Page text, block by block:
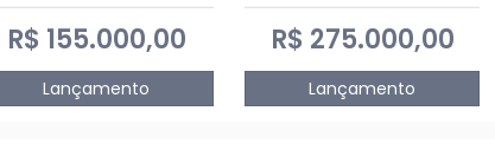
R$ 155.000,00
Lançamento
frequência NR 12 - 2008
R$ 275.000,00
Lançamento